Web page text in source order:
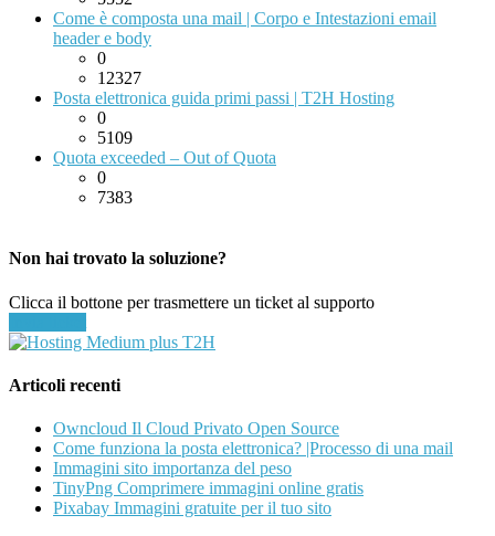
Come è composta una mail | Corpo e Intestazioni email
header e body
0
12327
Posta elettronica guida primi passi | T2H Hosting
0
5109
Quota exceeded – Out of Quota
0
7383
Non hai trovato la soluzione?
Clicca il bottone per trasmettere un ticket al supporto
Articoli recenti
Owncloud Il Cloud Privato Open Source
Come funziona la posta elettronica? |Processo di una mail
Immagini sito importanza del peso
TinyPng Comprimere immagini online gratis
Pixabay Immagini gratuite per il tuo sito